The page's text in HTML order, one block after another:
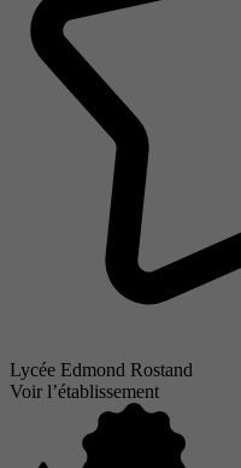
Lycée Edmond Rostand
Voir l’établissement